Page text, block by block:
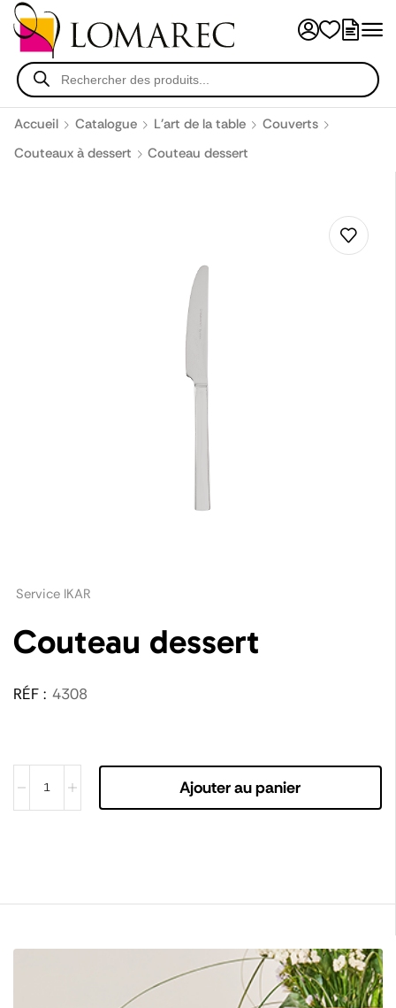
Accueil Catalogue L'art de la table
Couverts
Couteaux à dessert
Couteau dessert
Service IKAR
Couteau dessert
RÉF : 4308
Ajouter au panier